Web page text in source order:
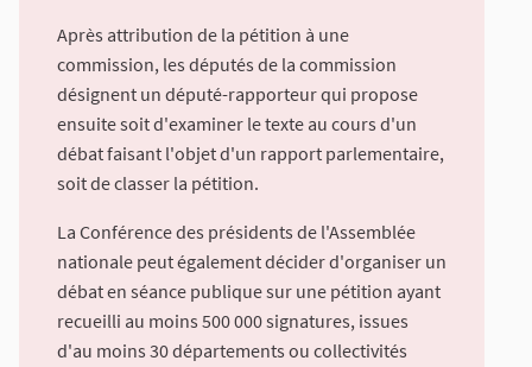
Après attribution de la pétition à une
commission, les députés de la commission
désignent un député-rapporteur qui propose
ensuite soit d'examiner le texte au cours d'un
débat faisant l'objet d'un rapport parlementaire,
soit de classer la pétition.
La Conférence des présidents de l'Assemblée
nationale peut également décider d'organiser un
débat en séance publique sur une pétition ayant
recueilli au moins 500 000 signatures, issues
d'au moins 30 départements ou collectivités